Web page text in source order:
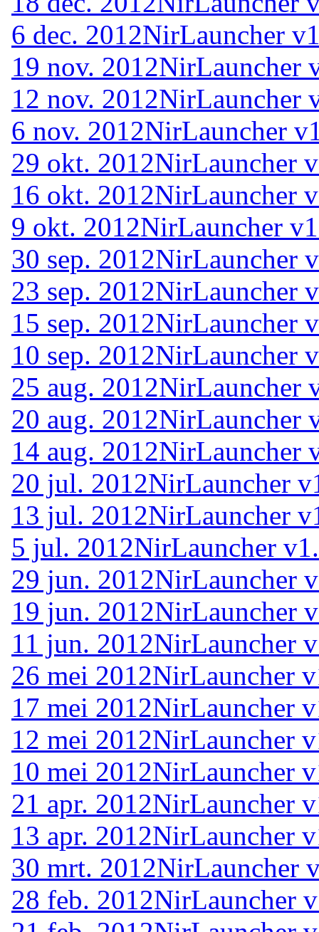
6 dec. 2012NirLauncher
19 nov. 2012NirLauncher
12 nov. 2012NirLauncher
6 nov. 2012NirLauncher
29 okt. 2012NirLauncher
16 okt. 2012NirLauncher
9 okt. 2012NirLauncher
30 sep. 2012NirLauncher
23 sep. 2012NirLauncher
15 sep. 2012NirLauncher
10 sep. 2012NirLauncher
25 aug. 2012NirLauncher
20 aug. 2012NirLauncher
14 aug. 2012NirLauncher
20 jul. 2012NirLauncher
13 jul. 2012NirLauncher
5 jul. 2012NirLauncher
29 jun. 2012NirLauncher
19 jun. 2012NirLauncher
11 jun. 2012NirLauncher
26 mei 2012NirLauncher
17 mei 2012NirLauncher
12 mei 2012NirLauncher
10 mei 2012NirLauncher
21 apr. 2012NirLauncher
13 apr. 2012NirLauncher
30 mrt. 2012NirLauncher
28 feb. 2012NirLauncher